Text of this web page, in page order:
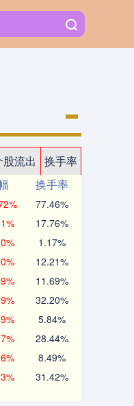
股流出
换手率
换手率
77.46%
17.76%
1.17%
12.21%
11.69%
32.20%
5.84%
28.44%
8.49%
31.42%